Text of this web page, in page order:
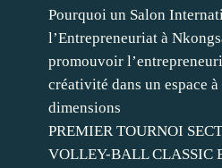
Pourquoi un Salon
l’Entrepreneuriat à
promouvoir
créativité dans un espace
dimensions
PREMIER TOURNOI
VOLLEY-BALL CLASSIC